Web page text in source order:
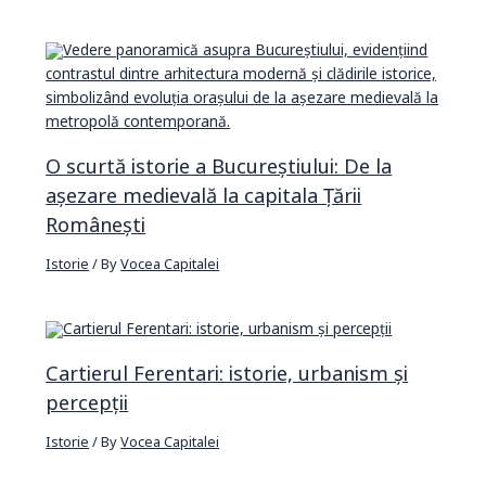
O scurtă istorie a Bucureștiului: De la
așezare medievală la capitala Țării
Românești
Istorie/ ByVocea Capitalei
Cartierul Ferentari: istorie, urbanism și
percepții
Istorie/ ByVocea Capitalei